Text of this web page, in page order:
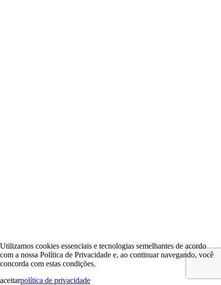
Utilizamos cookies essenciais e tecnologias semelhantes de acordo
com a nossa Política de Privacidade e, ao continuar navegando, você
concorda com estas condições.
aceitarpolítica de privacidade